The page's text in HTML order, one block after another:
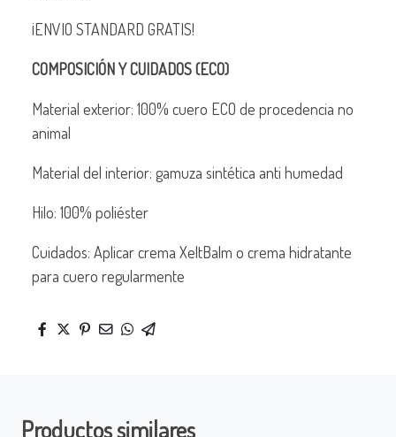
¡ENVIO STANDARD GRATIS!
COMPOSICIÓN Y CUIDADOS (ECO)
Material exterior: 100% cuero ECO de procedencia no
animal
Material del interior: gamuza sintética anti humedad
Hilo: 100% poliéster
Cuidados: Aplicar crema XeltBalm o crema hidratante
para cuero regularmente
Productos similares